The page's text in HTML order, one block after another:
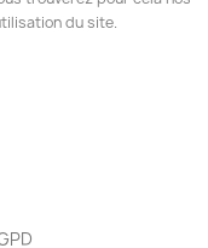
du site.